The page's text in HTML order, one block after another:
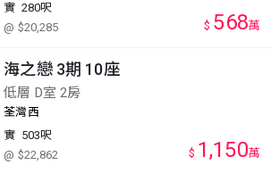
實 280呎
@ $20,285
$ 568萬
海之戀 3期 10座
低層 D室 2房
荃灣西
實 503呎
@ $22,862
$ 1,150萬